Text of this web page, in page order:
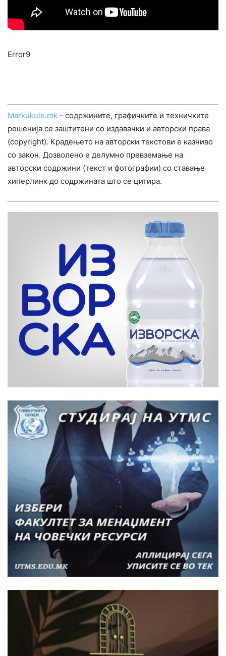
Error9
Markukule.mk - содржините, графичките и техничките
решенија се заштитени со издавачки и авторски права
(copyright). Крадењето на авторски текстови е казниво
со закон. Дозволено е делумно превземање на
авторски содржини (текст и фотографии) со ставање
хиперлинк до содржината што се цитира.